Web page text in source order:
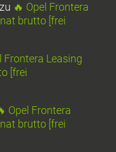
zu 🔥 Opel Frontera
brutto [frei
Frontera Leasing
[frei
Opel Frontera
brutto [frei